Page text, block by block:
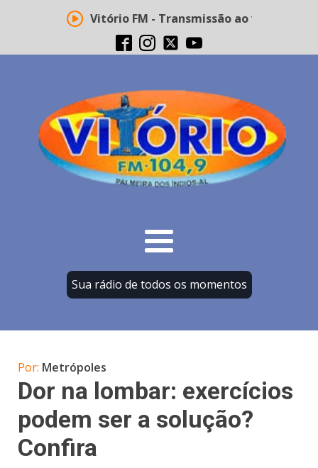
Rádio Vitório FM - Transmissão ao vivo
Sua rádio de todos os momentos
Por: Metrópoles
Dor na lombar: exercícios
podem ser a solução?
Confira